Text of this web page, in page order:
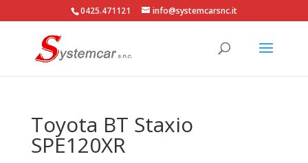
0425.471121 info@systemcarsnc.it
Toyota BT Staxio
SPE120XR